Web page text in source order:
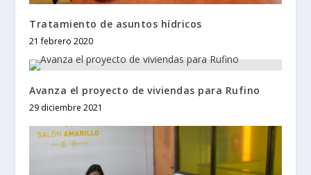
Tratamiento de asuntos hídricos
21 febrero 2020
Avanza el proyecto de viviendas para Rufino
29 diciembre 2021